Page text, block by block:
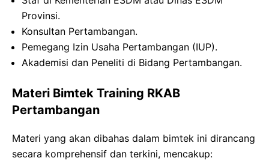
Provinsi.
Konsultan Pertambangan.
Pemegang Izin Usaha Pertambangan (IUP).
Akademisi dan Peneliti di Bidang Pertambangan.
Materi Bimtek Training RKAB
Pertambangan
Materi yang akan dibahas dalam bimtek ini dirancang
secara komprehensif dan terkini, mencakup: